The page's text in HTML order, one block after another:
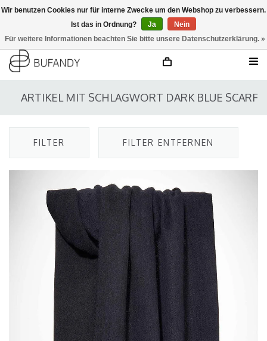
ARTIKEL MIT SCHLAGWORT DARK BLUE SCARF
FILTER FILTER ENTFERNEN
Wir benutzen Cookies nur für interne Zwecke um den Webshop zu verbessern.
Ist das in Ordnung?
Ja
Nein
Für weitere Informationen beachten Sie bitte unsere Datenschutzerklärung. »